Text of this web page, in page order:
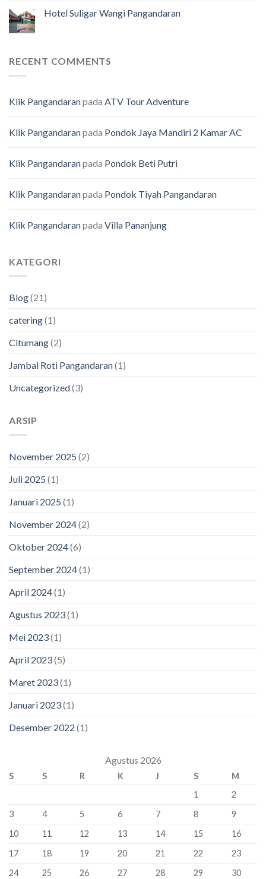
Hotel Suligar Wangi Pangandaran
RECENT COMMENTS
Klik Pangandaranpada ATV Tour Adventure
Klik Pangandaranpada Pondok Jaya Mandiri 2 Kamar AC
Klik Pangandaranpada Pondok Beti Putri
Klik Pangandaranpada Pondok Tiyah Pangandaran
Klik Pangandaranpada Villa Pananjung
KATEGORI
Blog(21)
catering(1)
Citumang(2)
Jambal Roti Pangandaran(1)
Uncategorized(3)
ARSIP
November 2025 (2)
Juli 2025 (1)
Januari 2025 (1)
November 2024(2)
Oktober 2024(6)
September 2024(1)
April 2024(1)
Agustus 2023(1)
Mei 2023(1)
April 2023(5)
Maret 2023(1)
Januari 2023(1)
Desember 2022 (1)
Agustus 2026
S S R K J S
M
1
2
3
4 5 6 7 8
9
10
11 12 13 14 15
16
17
18 19 20 21 22
23
24
25 26 27 28 29 30